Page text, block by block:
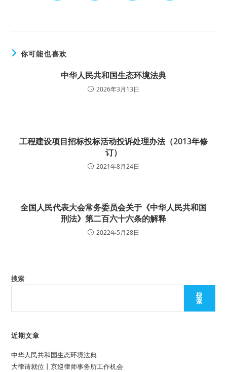
你可能也喜欢
中华人民共和国生态环境法典
2026年3月13日
工程建设项目招标投标活动投诉处理办法（2013年修
订）
2021年8月24日
全国人民代表大会常务委员会关于《中华人民共和国
刑法》第二百六十六条的解释
2022年5月28日
搜索
搜
索
近期文章
中华人民共和国生态环境法典
大律请就位丨京巡律师事务所工作机会